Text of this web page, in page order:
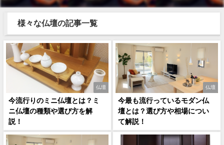
様々な仏壇の記事一覧
仏壇
今流行りのミニ仏壇とは？ミ
ニ仏壇の種類や選び方を解
説！
仏壇
今最も流行っているモダン仏
壇とは？選び方や相場につい
て解説！